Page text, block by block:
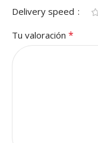
Delivery speed
Tu valoración *